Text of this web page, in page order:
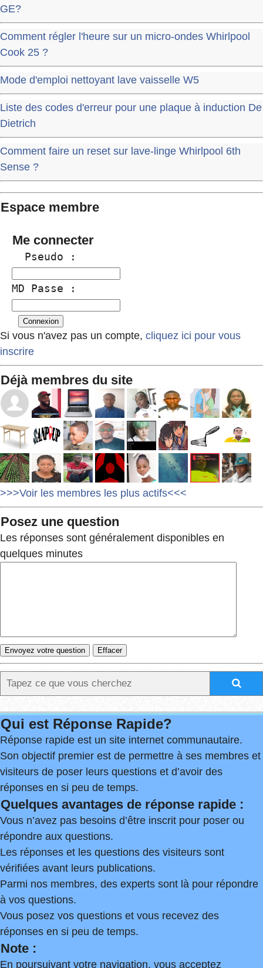
GE?
Comment régler l'heure sur un micro-ondes Whirlpool
Cook 25 ?
Mode d'emploi nettoyant lave vaisselle W5
Liste des codes d'erreur pour une plaque à induction De
Dietrich
Comment faire un reset sur lave-linge Whirlpool 6th
Sense ?
Espace membre
Me connecter
  Pseudo :
MD Passe :
Si vous n'avez pas un compte, cliquez ici pour vous
inscrire
Déjà membres du site
>>>Voir les membres les plus actifs<<<
Posez une question
Les réponses sont généralement disponibles en
quelques minutes
Qui est Réponse Rapide?
Réponse rapide est un site internet communautaire.
Son objectif premier est de permettre à ses membres et
visiteurs de poser leurs questions et d’avoir des
réponses en si peu de temps.
Quelques avantages de réponse rapide :
Vous n’avez pas besoins d’être inscrit pour poser ou
répondre aux questions.
Les réponses et les questions des visiteurs sont
vérifiées avant leurs publications.
Parmi nos membres, des experts sont là pour répondre
à vos questions.
Vous posez vos questions et vous recevez des
réponses en si peu de temps.
Note :
En poursuivant votre navigation, vous acceptez